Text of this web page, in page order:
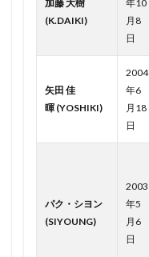
加藤 大樹
(K.DAIKI)
年10
月8
日
矢田 佳
暉 (YOSHIKI)
2004
年6
月18
日
パク・シヨン
(SIYOUNG)
2003
年5
月6
日